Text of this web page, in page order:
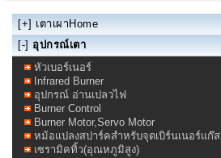
[+] เตาเผาHome
[-] อุปกรณ์เตา
หัวเบอร์เนอร์
Infrared Burner
อุปกรณ์ อ่านเปลวไฟ
Burner Control
Burner Motor,Servo Motor
หม้อแปลงสปาร์คสำหรับจุดเบิร์นเนอร์แก๊ส
เซรามิคทิ้ว(อุณหภูมิสูง)